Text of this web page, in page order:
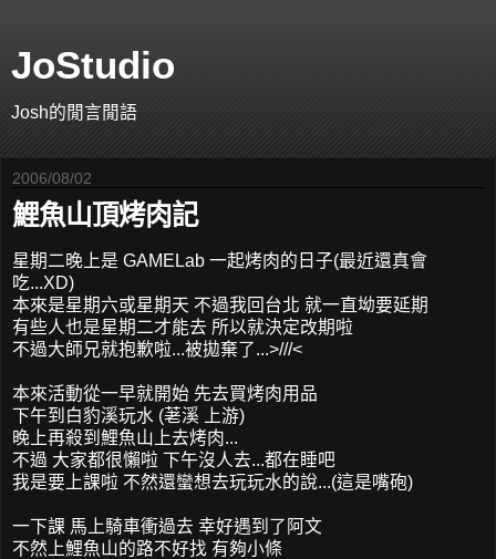
JoStudio
Josh的閒言閒語
2006/08/02
鯉魚山頂烤肉記
星期二晚上是 GAMELab 一起烤肉的日子(最近還真會
吃...XD)
本來是星期六或星期天 不過我回台北 就一直坳要延期
有些人也是星期二才能去 所以就決定改期啦
不過大師兄就抱歉啦...被拋棄了...>///<
本來活動從一早就開始 先去買烤肉用品
下午到白豹溪玩水 (荖溪 上游)
晚上再殺到鯉魚山上去烤肉...
不過 大家都很懶啦 下午沒人去...都在睡吧
我是要上課啦 不然還蠻想去玩玩水的說...(這是嘴砲)
一下課 馬上騎車衝過去 幸好遇到了阿文
不然上鯉魚山的路不好找 有夠小條